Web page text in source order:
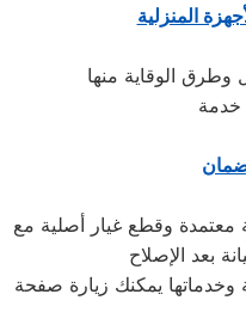
المنزلية
خدمة
وقطع غيار أصلية مع
يمكنك زيارة صفحة